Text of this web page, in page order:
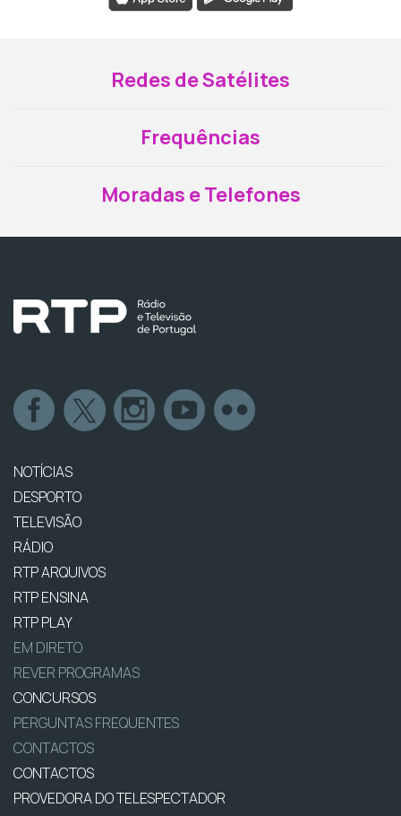
Redes de Satélites
Frequências
Moradas e Telefones
NOTÍCIAS
DESPORTO
TELEVISÃO
RÁDIO
RTP ARQUIVOS
RTP ENSINA
RTP PLAY
EM DIRETO
REVER PROGRAMAS
CONCURSOS
PERGUNTAS FREQUENTES
CONTACTOS
CONTACTOS
PROVEDORA DO TELESPECTADOR